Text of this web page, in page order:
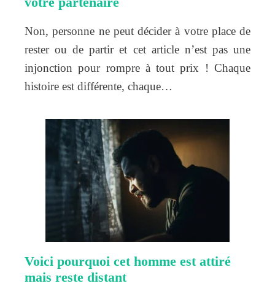
Non, personne ne peut décider à votre place de
rester ou de partir et cet article n’est pas une
injonction pour rompre à tout prix ! Chaque
histoire est différente, chaque…
Voici pourquoi cet homme est attiré
mais reste distant